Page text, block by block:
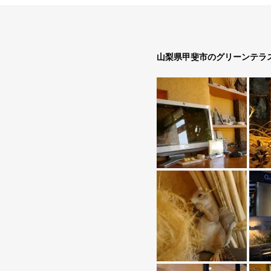
山梨県甲斐市のグリーンテラ